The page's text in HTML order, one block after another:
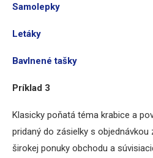
Samolepky
Letáky
Bavlnené tašky
Príklad 3
Klasicky poňatá téma krabice a
pridaný do zásielky s
širokej ponuky obchodu a